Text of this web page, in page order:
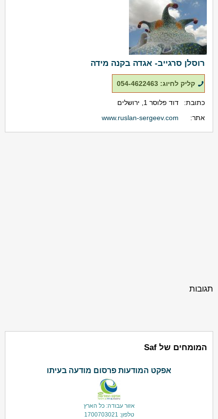
רוסלן סרגייב- אגדה בקנה מידה
קליק לחיוג: 054-4622463
כתובת:
דוד פלוסר 1, ירושלים
אתר:
www.ruslan-sergeev.com
תגובות
המומחים של Saf
אפקט המודעות פרסום מודעה בעיתו
אזור עבודה: כל הארץ
טלפון: 1700703021